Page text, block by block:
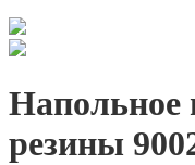
Напольное
резины